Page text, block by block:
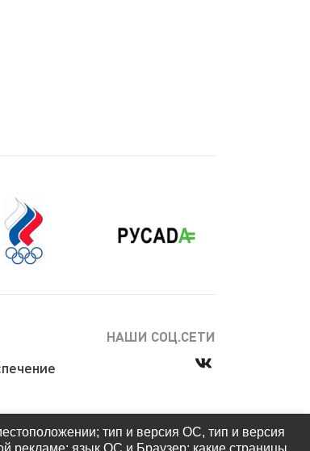
НАШИ СОЦ.СЕТИ
тип и версия ОС, тип и версия
рекламе; язык ОС и Браузер; какие страницы